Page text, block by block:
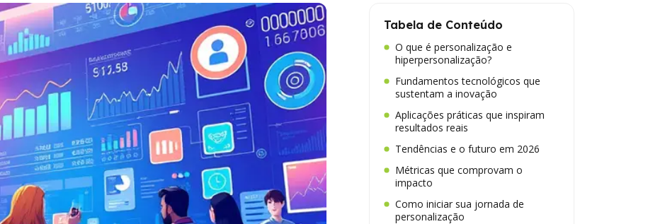
Tabela de Conteúdo
O que é personalização e
hiperpersonalização?
Fundamentos tecnológicos que
sustentam a inovação
Aplicações práticas que inspiram
resultados reais
Tendências e o futuro em 2026
Métricas que comprovam o
impacto
Como iniciar sua jornada de
personalização